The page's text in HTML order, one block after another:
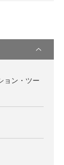
ョン・ツー